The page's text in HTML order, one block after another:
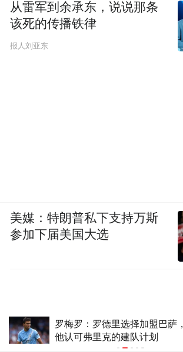
罗梅罗：罗德里选择加盟巴萨，
他认可弗里克的建队计划
从雷军到余承东，说说那条
该死的传播铁律
报人刘亚东
美媒：特朗普私下支持万斯
参加下届美国大选